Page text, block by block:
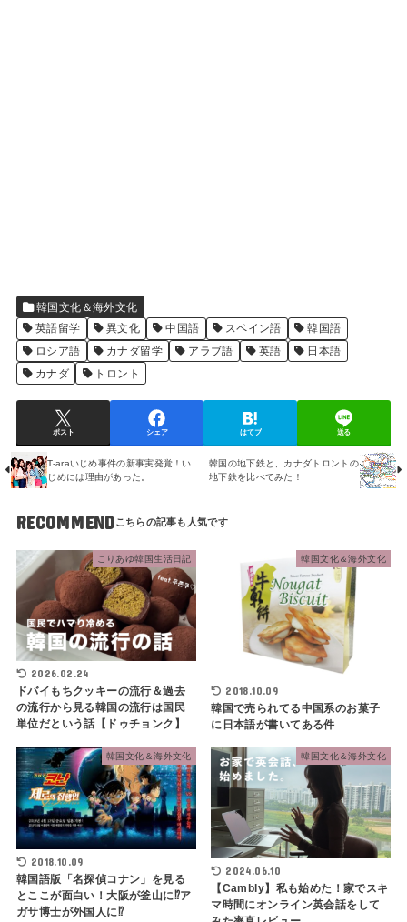
韓国文化＆海外文化
英語留学
異文化 中国語 スペイン語
韓国語
ロシア語
カナダ留学 アラブ語 英語
日本語
カナダ
トロント
ポスト シェア はてブ 送る
T-araいじめ事件の新事実発覚！い
じめには理由があった。
韓国の地下鉄と、カナダトロントの
地下鉄を比べてみた！
RECOMMEND
こりあゆ韓国生活日記
2026.02.24
ドバイもちクッキーの流行＆過去
の流行から見る韓国の流行は国民
単位だという話【ドゥチョンク】
韓国文化＆海外文化
2018.10.09
韓国で売られてる中国系のお菓子
に日本語が書いてある件
韓国文化＆海外文化
2018.10.09
韓国語版「名探偵コナン」を見る
とここが面白い！大阪が釜山に⁉ア
ガサ博士が外国人に⁉
韓国文化＆海外文化
2024.06.10
【Cambly】私も始めた！家でスキ
マ時間にオンライン英会話をして